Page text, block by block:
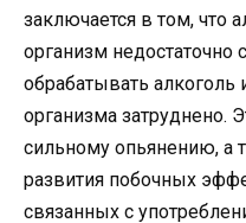
заключается в том, что
организм недостаточно
обрабатывать
организма затруднено.
сильному опьянению, а
развития побочных
связанных с